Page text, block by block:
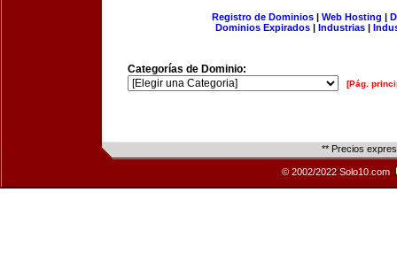
Registro de Dominios| Web Hosting |
Dominios Expirados | Industrias |
Categorías de Dominio:
[Pág.
** Precios
© 2002/2022 Solo10.com